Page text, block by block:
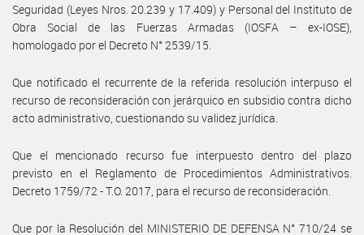
Seguridad (Leyes Nros. 20.239 y 17.409) y Personal del Instituto de
Obra Social de las Fuerzas Armadas (IOSFA – ex-IOSE),
homologado por el Decreto N° 2539/15.
Que notificado el recurrente de la referida resolución interpuso el
recurso de reconsideración con jerárquico en subsidio contra dicho
acto administrativo, cuestionando su validez jurídica.
Que el mencionado recurso fue interpuesto dentro del plazo
previsto en el Reglamento de Procedimientos Administrativos.
Decreto 1759/72 - T.O. 2017, para el recurso de reconsideración.
Que por la Resolución del MINISTERIO DE DEFENSA N° 710/24 se